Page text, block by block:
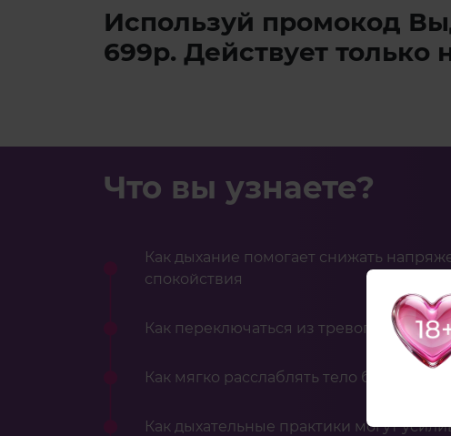
Используй промокод
699р. Действует только
Что вы узнаете?
Как дыхание помогает снижать
спокойствия
Как переключаться из тревоги и
Как мягко расслаблять тело без
Как дыхательные практики могут